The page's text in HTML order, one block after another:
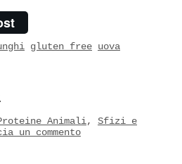
gluten free uova
Animali, Sfizi e
un commento